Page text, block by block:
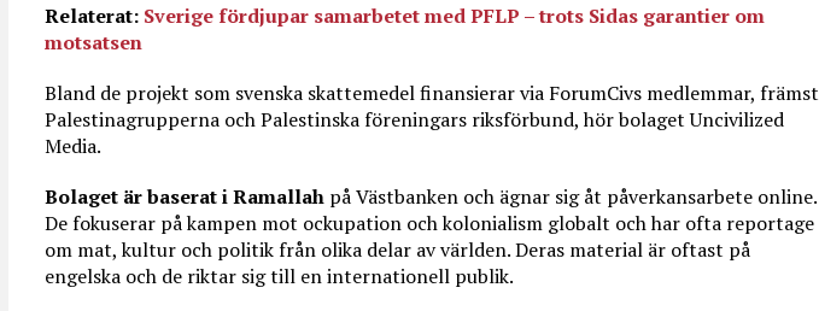
Relaterat: Sverige fördjupar samarbetet med PFLP – trots Sidas garantier om
motsatsen
Bland de projekt som svenska skattemedel finansierar via ForumCivs medlemmar, främst
Palestinagrupperna och Palestinska föreningars riksförbund, hör bolaget Uncivilized
Media.
Bolaget är baserat i Ramallah på Västbanken och ägnar sig åt påverkansarbete online.
De fokuserar på kampen mot ockupation och kolonialism globalt och har ofta reportage
om mat, kultur och politik från olika delar av världen. Deras material är oftast på
engelska och de riktar sig till en internationell publik.